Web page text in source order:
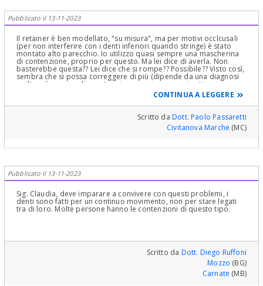
Pubblicato il 13-11-2023
Il retainer è ben modellato, "su misura", ma per motivi occlcusali
(per non interferire con i denti inferiori quando stringe) è stato
montato alto parecchio. Io utilizzo quasi sempre una mascherina
di contenzione, proprio per questo. Ma lei dice di averla. Non
basterebbe questa?? Lei dice che si rompe?? Possibile?? Visto così,
sembra che si possa correggere di più (dipende da una diagnosi
molto più precisa di questo mio parere.. approssimativo, ovvero
con un setup diagnostico). Ma senza più apparecchio fisso, bensì
con la tecnica degli allineatori trasparenti, e forse un po' di
stripping.
CONTINUA A LEGGERE
Scritto daDott. Paolo Passaretti
Civitanova Marche (MC)
Pubblicato il 13-11-2023
Sig. Claudia, deve imparare a convivere con questi problemi, i
denti sono fatti per un continuo movimento, non per stare legati
tra di loro. Molte persone hanno le contenzioni di questo tipo.
Scritto da Dott. Diego Ruffoni
Mozzo (BG)
Carnate (MB)